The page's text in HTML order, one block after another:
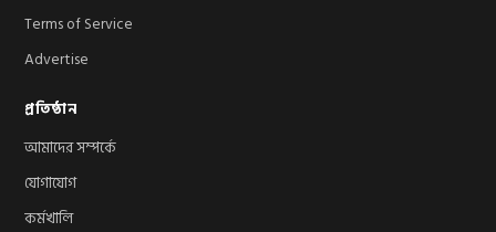
Terms of Service
Advertise
প্রতিষ্ঠান
আমাদের সম্পর্কে
যোগাযোগ
কর্মখালি